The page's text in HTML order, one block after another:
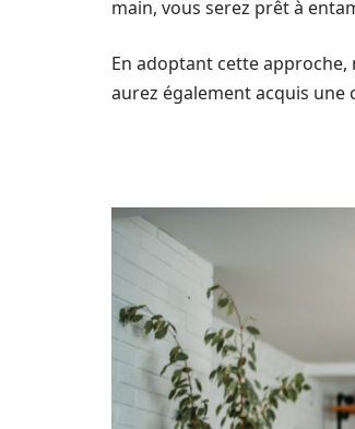
main, vous serez prêt à
En adoptant cette
aurez également acquis